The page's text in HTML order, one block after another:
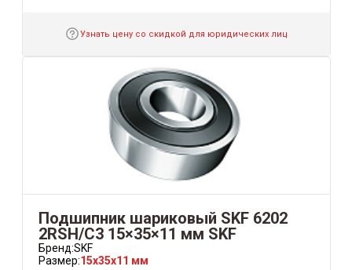
Узнать цену со скидкой для юридических лиц
Подшипник шариковый SKF 6202
2RSH/С3 15×35×11 мм SKF
Бренд:SKF
Размер:15x35x11 мм